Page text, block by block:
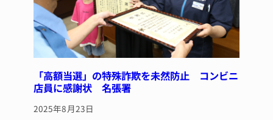
「高額当選」の特殊詐欺を未然防止 コンビニ
店員に感謝状 名張署
2025年8月23日